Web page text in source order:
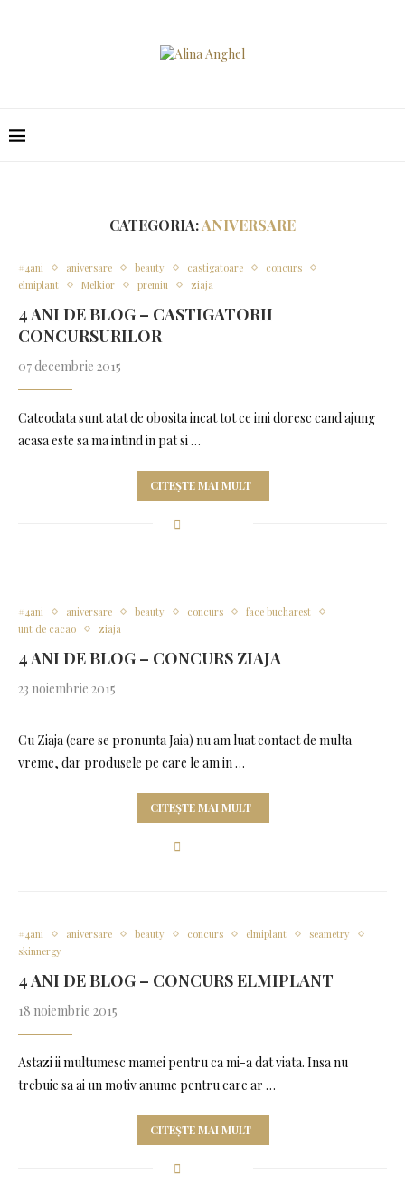
CATEGORIA:ANIVERSARE
#4ani aniversare beauty castigatoare
concurs
elmiplant
Melkior premiu ziaja
4 ANI DE BLOG – CASTIGATORII
CONCURSURILOR
07 decembrie 2015
Cateodata sunt atat de obosita incat tot ce imi doresc cand ajung
acasa este sa ma intind in pat si …
CITEȘTE MAI MULT
#4ani aniversare beauty concurs
face bucharest
unt de cacao
ziaja
4 ANI DE BLOG – CONCURS ZIAJA
23 noiembrie 2015
Cu Ziaja (care se pronunta Jaia) nu am luat contact de multa
vreme, dar produsele pe care le am in …
CITEȘTE MAI MULT
#4ani aniversare beauty concurs elmiplant
seametry
skinnergy
4 ANI DE BLOG – CONCURS ELMIPLANT
18 noiembrie 2015
Astazi ii multumesc mamei pentru ca mi-a dat viata. Insa nu
trebuie sa ai un motiv anume pentru care ar …
CITEȘTE MAI MULT